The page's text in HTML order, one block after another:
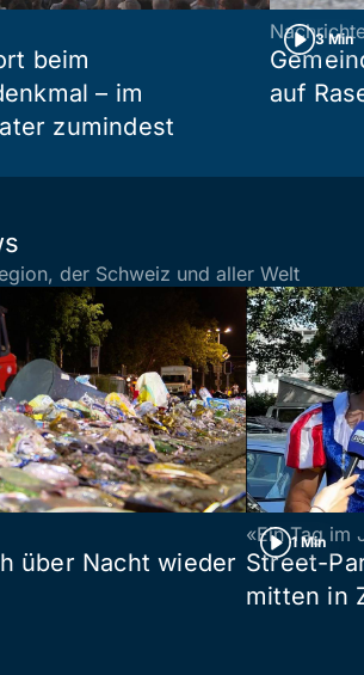
beim
– im
zumindest
3 Min
auf
der Schweiz und aller Welt
über Nacht wieder
1 Min
«Ein Tag im
Street-
mitten in